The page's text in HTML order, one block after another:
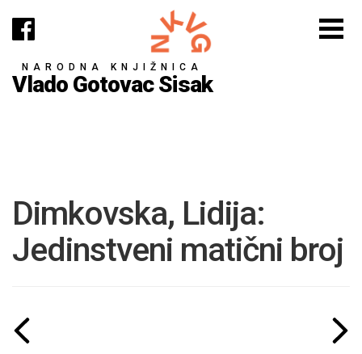
NARODNA KNJIŽNICA
Vlado Gotovac Sisak
Dimkovska, Lidija:
Jedinstveni matični broj